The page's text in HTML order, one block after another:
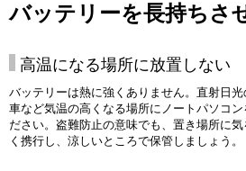
バッテリーを長持ちさ
高温になる場所に放置しない
バッテリーは熱に強くありません。直射日
車など気温の高くなる場所にノートパソコ
ださい。盗難防止の意味でも、置き場所に
く携行し、涼しいところで保管しましょう。